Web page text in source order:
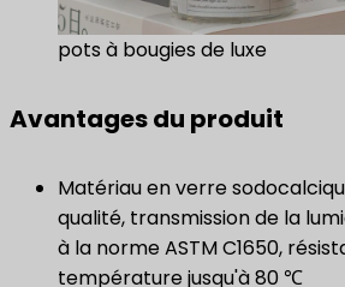
pots à bougies de luxe
Avantages du produit
Matériau en verre
qualité, transmission de la
à la norme ASTM C1650,
température jusqu'à 80 ℃